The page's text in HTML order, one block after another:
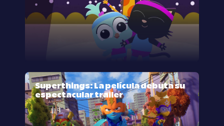
Superthings: La película debuta su
espectacular trailer